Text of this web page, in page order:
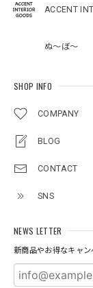
ACCENT
ぬ～ぼ～
SHOP INFO
COMPANY
BLOG
CONTACT
SNS
NEWS LETTER
新商品やお得なキャン